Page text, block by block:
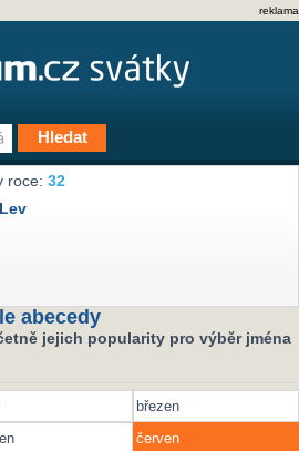
reklama
roce:32
Lev
abecedy
jejich popularity pro výběr jména
březen
červen